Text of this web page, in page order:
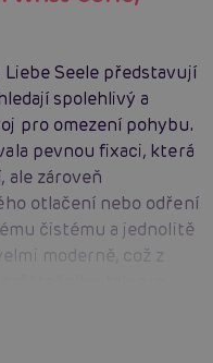
Seele představují
spolehlivý a
pro omezení pohybu.
pevnou fixaci, která
ale zároveň
otlačení nebo odření
čistému a jednolitě
moderně, což z